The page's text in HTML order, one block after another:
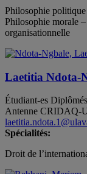
Philosophie
Philosophie morale
organisationnelle
Laetitia Ndota-
Étudiant-es Diplômés
Antenne CRIDAQ-
Spécialités:
Droit de